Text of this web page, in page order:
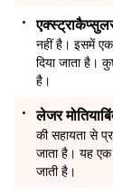
नहीं है। इसमें एक
दिया जाता है।
है।
लेजर
की सहायता से
जाता है। यह एक
जाती है।